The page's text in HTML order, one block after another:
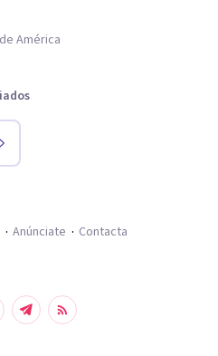
América
Anúnciate Contacta